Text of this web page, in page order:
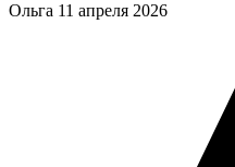
Ольга 11 апреля 2026